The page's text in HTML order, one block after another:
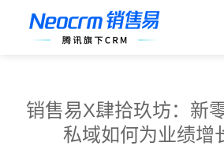
销售易X肆拾玖坊：新
私域如何为业绩增